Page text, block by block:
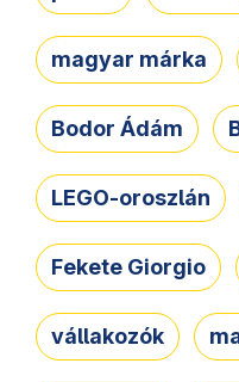
magyar márka
Bodor Ádám
LEGO-oroszlán
Fekete Giorgio
vállakozók